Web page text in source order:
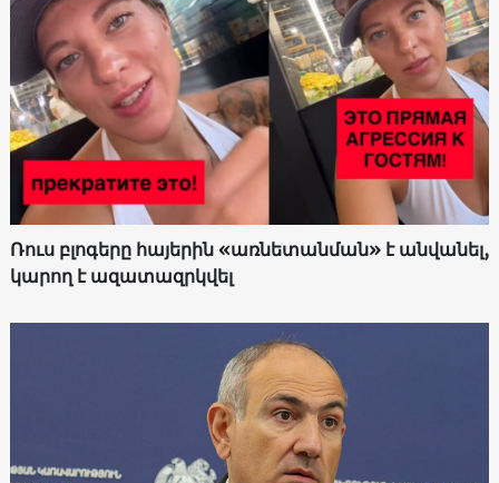
Ռուս բլոգերը հայերին «առնետանման» է անվանել,
կարող է ազատազրկվել